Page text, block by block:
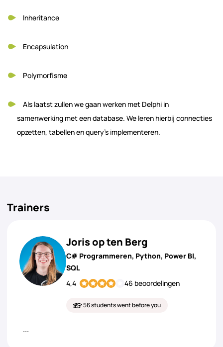
Inheritance
Encapsulation
Polymorfisme
Als laatst zullen we gaan werken met Delphi in
samenwerking met een database. We leren hierbij connecties
opzetten, tabellen en query’s implementeren.
Trainers
Joris op ten Berg
C# Programmeren, Python, Power BI,
SQL
4,4
46 beoordelingen
56 students went before you
...